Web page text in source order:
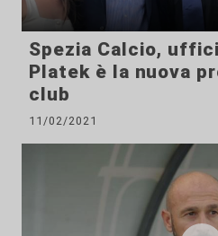
Spezia Calcio,
Platek è la nuova
club
11/02/2021